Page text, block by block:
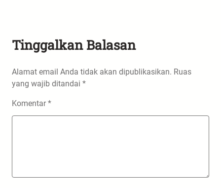
Tinggalkan Balasan
Alamat email Anda tidak akan dipublikasikan. Ruas
yang wajib ditandai *
Komentar*